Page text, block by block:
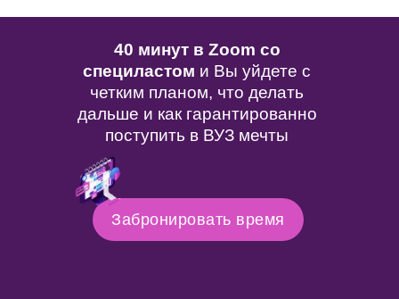
Забронировать время
40 минут в Zoom со
специластом и Вы уйдете с
четким планом, что делать
дальше и как гарантированно
поступить в ВУЗ мечты